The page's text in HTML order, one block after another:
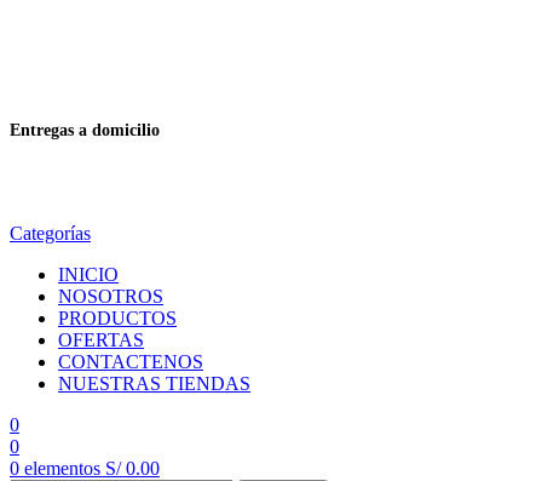
Entregas a domicilio
Categorías
INICIO
NOSOTROS
PRODUCTOS
OFERTAS
CONTACTENOS
NUESTRAS TIENDAS
0
0
0 elementos S/0.00